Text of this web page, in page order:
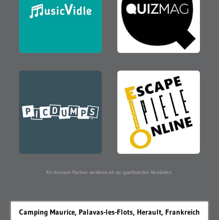
Als Amazon-Partner verdiene ich an qualifizierten Verkäufen.
Camping Maurice, Palavas-les-Flots, Herault, Frankreich